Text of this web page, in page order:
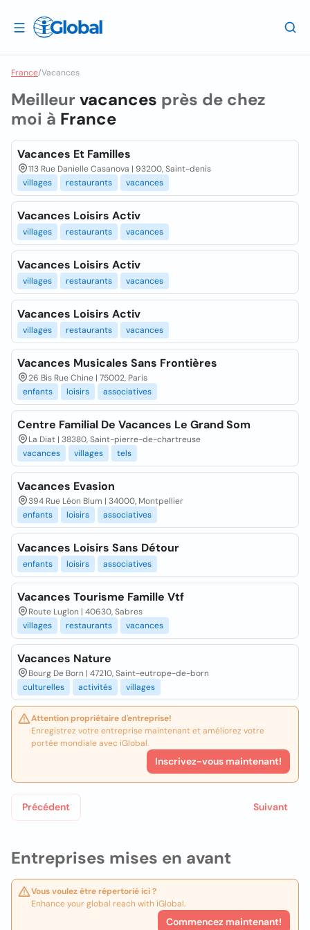
France/Vacances
Entreprises mises en avant
Vous voulez être répertorié ici ?
Enhance your global reach with iGlobal.
Commencez maintenant!
Meilleur vacances près de chez
moi à France
Vacances Et Familles
113 Rue Danielle Casanova | 93200, Saint-denis
villages
restaurants vacances
Vacances Loisirs Activ
villages restaurants vacances
Vacances Loisirs Activ
villages restaurants vacances
Vacances Loisirs Activ
villages restaurants vacances
Vacances Musicales Sans Frontières
26 Bis Rue Chine | 75002, Paris
enfants
loisirs associatives
Centre Familial De Vacances Le Grand Som
La Diat | 38380, Saint-pierre-de-chartreuse
vacances
villages tels
Vacances Evasion
394 Rue Léon Blum | 34000, Montpellier
enfants
loisirs associatives
Vacances Loisirs Sans Détour
enfants loisirs associatives
Vacances Tourisme Famille Vtf
Route Luglon | 40630, Sabres
villages
restaurants vacances
Vacances Nature
Bourg De Born | 47210, Saint-eutrope-de-born
culturelles
activités villages
Attention propriétaire d'entreprise!
Enregistrez votre entreprise maintenant et améliorez votre
portée mondiale avec iGlobal.
Inscrivez-vous maintenant!
Précédent Suivant